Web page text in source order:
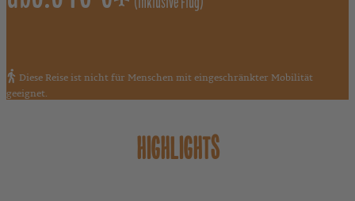
Diese Reise ist nicht für Menschen mit eingeschränkter Mobilität
geeignet.
HIGHLIGHTS